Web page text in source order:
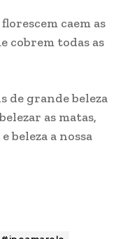
caem as
cobrem todas as
de grande beleza
as matas,
beleza a nossa